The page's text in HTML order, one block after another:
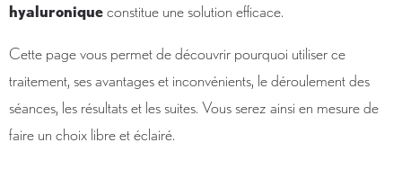
hyaluroniqueconstitue une solution efficace.
Cette page vous permet de découvrir pourquoi utiliser ce
traitement, ses avantages et inconvénients, le déroulement des
séances, les résultats et les suites. Vous serez ainsi en mesure de
faire un choix libre et éclairé.